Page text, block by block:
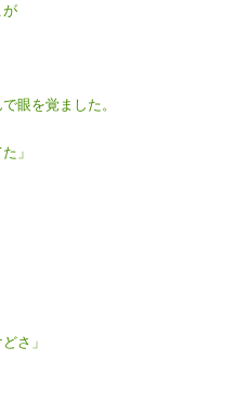
が
眼を覚ました。
」
さ」